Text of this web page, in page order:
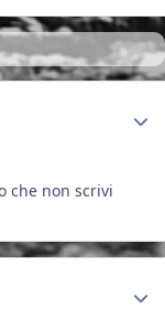
che non scrivi